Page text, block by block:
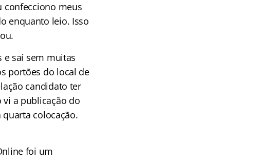
confecciono meus
enquanto leio. Isso
e saí sem muitas
portões do local de
candidato ter
vi a publicação do
colocação.
foi um